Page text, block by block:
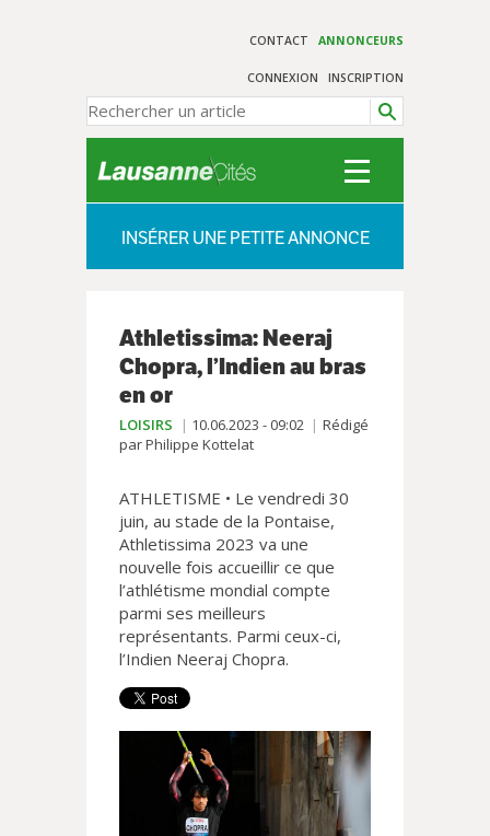
CONTACT ANNONCEURS
CONNEXION INSCRIPTION
INSÉRER UNE PETITE ANNONCE
Athletissima: Neeraj
Chopra, l’Indien au bras
en or
LOISIRS 10.06.2023 - 09:02
Rédigé
par Philippe Kottelat
ATHLETISME • Le vendredi 30
juin, au stade de la Pontaise,
Athletissima 2023 va une
nouvelle fois accueillir ce que
l’athlétisme mondial compte
parmi ses meilleurs
représentants. Parmi ceux-ci,
l’Indien Neeraj Chopra.